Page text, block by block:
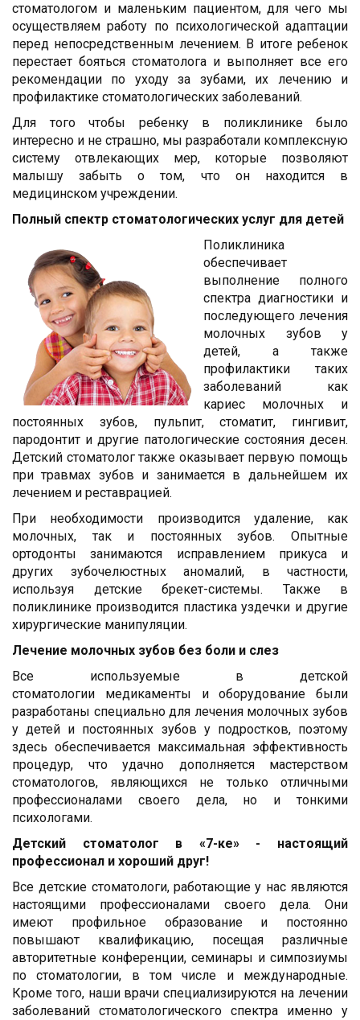
стоматологом и маленьким пациентом, для чего мы
осуществляем работу по психологической адаптации
перед непосредственным лечением. В итоге ребенок
перестает бояться стоматолога и выполняет все его
рекомендации по уходу за зубами, их лечению и
профилактике стоматологических заболеваний.
Для того чтобы ребенку в поликлинике было
интересно и не страшно, мы разработали комплексную
систему отвлекающих мер, которые позволяют
малышу забыть о том, что он находится в
медицинском учреждении.
Полный спектр стоматологических услуг для детей
Поликлиника
обеспечивает
выполнение полного
спектра диагностики и
последующего лечения
молочных зубов у
детей, а также
профилактики таких
заболеваний как
кариес молочных и
постоянных зубов, пульпит, стоматит, гингивит,
пародонтит и другие патологические состояния десен.
Детский стоматолог также оказывает первую помощь
при травмах зубов и занимается в дальнейшем их
лечением и реставрацией.
При необходимости производится удаление, как
молочных, так и постоянных зубов. Опытные
ортодонты занимаются исправлением прикуса и
других зубочелюстных аномалий, в частности,
используя детские брекет-системы. Также в
поликлинике производится пластика уздечки и другие
хирургические манипуляции.
Лечение молочных зубов без боли и слез
Все используемые в детской
стоматологии медикаменты и оборудование были
разработаны специально для лечения молочных зубов
у детей и постоянных зубов у подростков, поэтому
здесь обеспечивается максимальная эффективность
процедур, что удачно дополняется мастерством
стоматологов, являющихся не только отличными
профессионалами своего дела, но и тонкими
психологами.
Детский стоматолог в «7-ке» - настоящий
профессионал и хороший друг!
Все детские стоматологи, работающие у нас являются
настоящими профессионалами своего дела. Они
имеют профильное образование и постоянно
повышают квалификацию, посещая различные
авторитетные конференции, семинары и симпозиумы
по стоматологии, в том числе и международные.
Кроме того, наши врачи специализируются на лечении
заболеваний стоматологического спектра именно у